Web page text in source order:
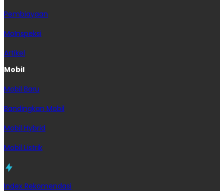
Pembiayaan
MoInspeksi
Artikel
Mobil
Mobil Baru
Bandingkan Mobil
Mobil Hybrid
Mobil Listrik
Index Rekomendasi